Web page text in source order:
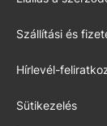
Szállítási és
Hírlevél-
Sütikezelés